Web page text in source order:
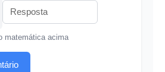
matemática acima